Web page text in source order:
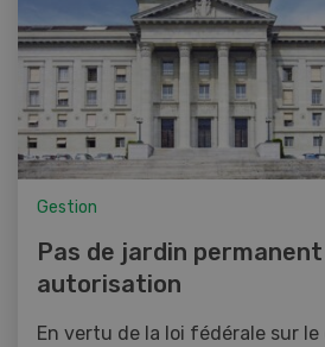
Gestion
Pas de jardin
autorisation
En vertu de la loi fédérale sur